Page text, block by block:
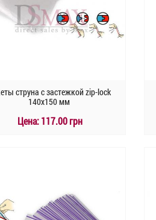
струна с застежкой zip-lock
140х150 мм
Цена:117.00 грн